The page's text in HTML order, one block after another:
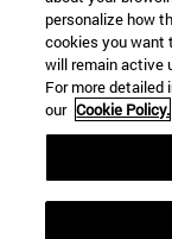
personalize how
cookies you want
will remain active
For more detailed
our Cookie Policy.